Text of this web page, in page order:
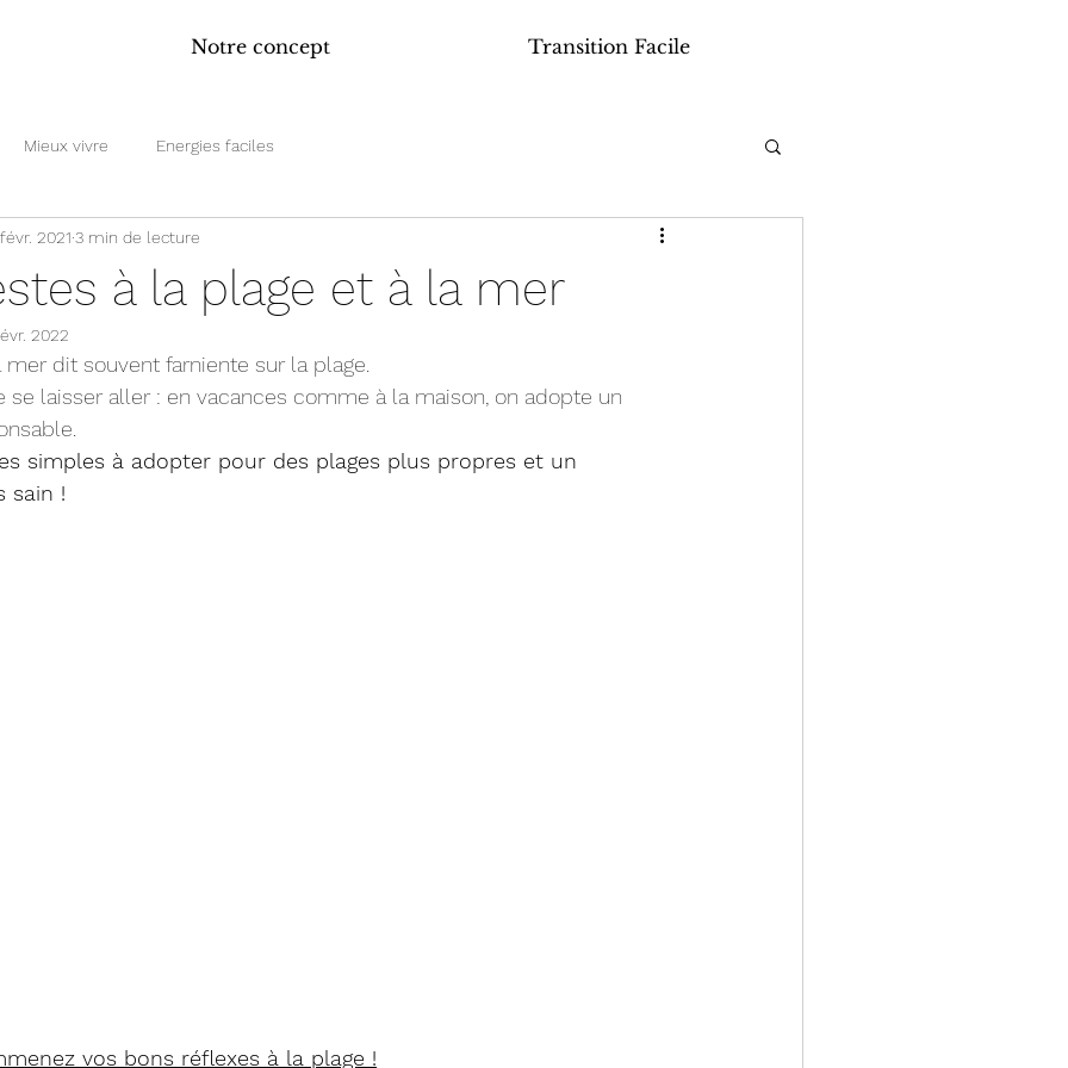
Notre concept Transition Facile
Mieux vivre Energies faciles
à la plage et à la mer
2021 3 min de lecture
2022
dit souvent farniente sur la plage.
se laisser aller : en vacances comme à la maison, on adopte un
simples à adopter pour des plages plus propres et un
sain !
vos bons réflexes à la plage !